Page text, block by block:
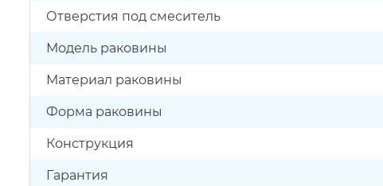
Отверстия под смеситель
Модель раковины
Материал раковины
Форма раковины
Конструкция
Гарантия